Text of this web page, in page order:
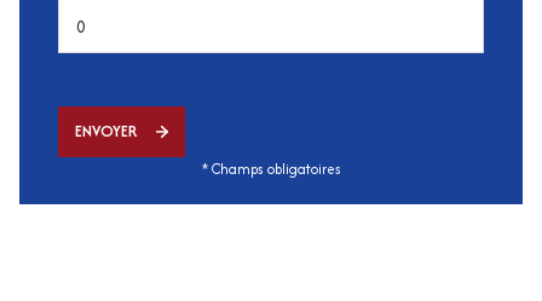
ENVOYER
* Champs obligatoires